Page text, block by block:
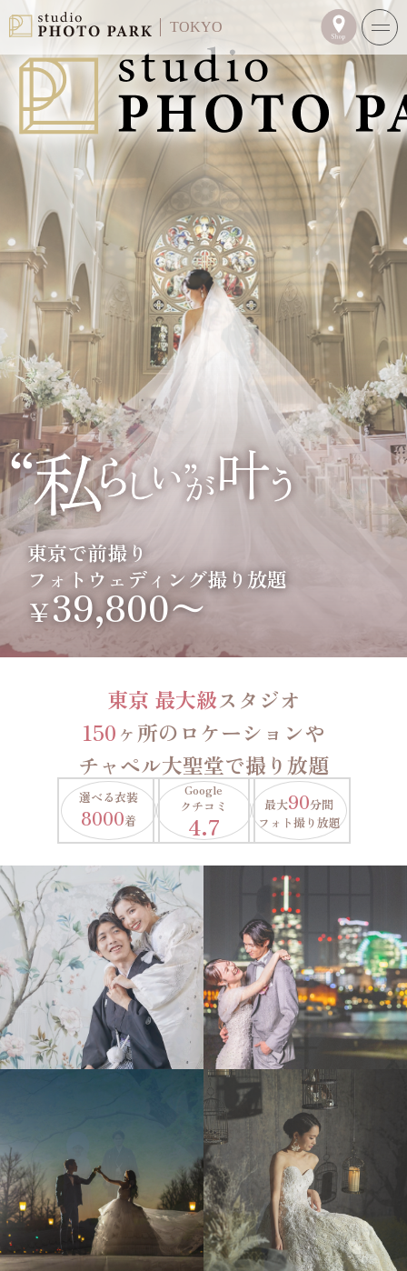
TOKYO
東京で前撮り
フォトウェディング撮り放題
￥39,800〜
東京 最大級スタジオ
150ヶ所のロケーションや
チャペル大聖堂で撮り放題
選べる衣装
8000着
Google
クチコミ
4.7
最大90分間
フォト撮り放題